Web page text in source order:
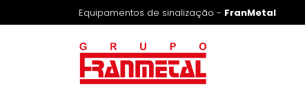
Equipamentos de sinalização - FranMetal